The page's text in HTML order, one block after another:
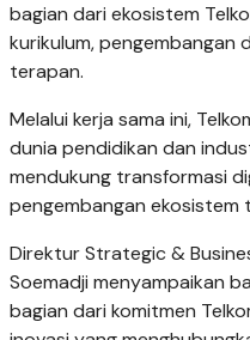
bagian dari ekosistem
kurikulum, pengembangan
terapan.
Melalui kerja sama ini,
dunia pendidikan dan
mendukung transformasi
pengembangan ekosistem
Direktur Strategic &
Soemadji menyampaikan
bagian dari komitmen